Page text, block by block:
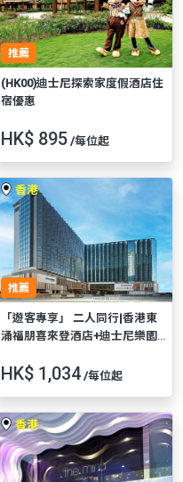
推薦
(HK00)迪士尼探索家度假酒店住
宿優惠
HK$ 895 /每位起
香港
推薦
「遊客專享」 二人同行|香港東
涌福朋喜來登酒店+迪士尼樂園
HK$ 1,034 /每位起
香港